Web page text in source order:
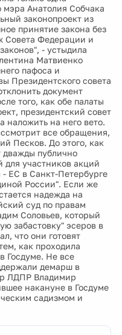
мэра Анатолия Собчака
законопроект из
принятие закона без
Совета Федерации и
- устыдила
Матвиенко
пафоса и
Президентского совета
документ
того, как обе палаты
президентский совет
наложить на него вето.
все обращения,
Песков. До этого, как
дважды публично
для участников акций
- ЕС в Санкт-Петербурге
России". Если же
надежда на
суд по правам
Соловьев, который
забастовку" эсеров в
что они готовят
как проходила
Госдуме. Не все
демарш в
ЛДПР Владимир
накануне в Госдуме
садизмом и